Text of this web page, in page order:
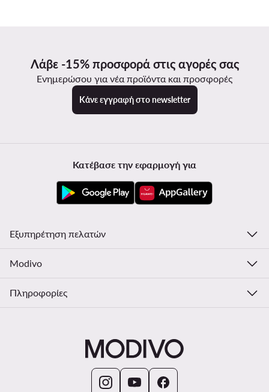
Λάβε -15% προσφορά στις αγορές σας
Ενημερώσου για νέα προϊόντα και προσφορές
Κάνε εγγραφή στο newsletter
Κατέβασε την εφαρμογή για
Εξυπηρέτηση πελατών
Modivo
Πληροφορίες